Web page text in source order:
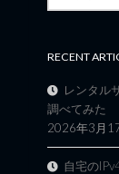
RECENT
レンタル
調べてみた
2026年3月
自宅の